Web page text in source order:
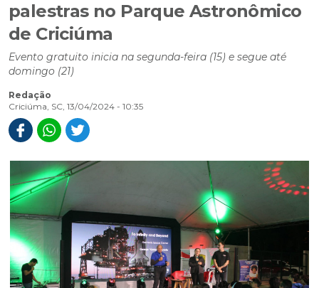
palestras no Parque Astronômico
de Criciúma
Evento gratuito inicia na segunda-feira (15) e segue até
domingo (21)
Redação
Criciúma, SC, 13/04/2024 - 10:35